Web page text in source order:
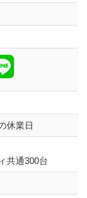
休業日
共通300台